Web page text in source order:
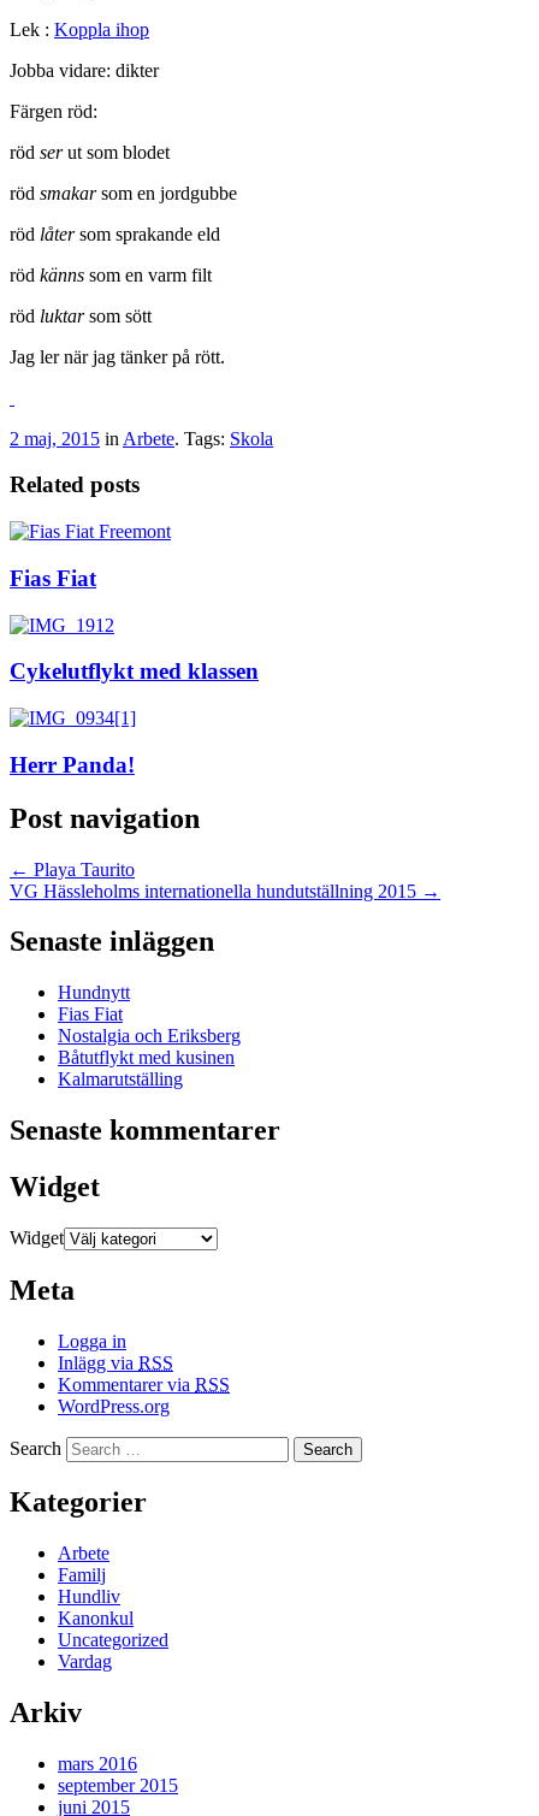
Lek : Koppla ihop
Jobba vidare: dikter
Färgen röd:
röd serut som blodet
röd smakarsom en jordgubbe
röd låtersom sprakande eld
röd känns som en varm filt
röd luktarsom sött
Jag ler när jag tänker på rött.
2 maj, 2015 in Arbete. Tags: Skola
Related posts
Fias Fiat
Cykelutflykt med klassen
Herr Panda!
Post navigation
← Playa Taurito
VG Hässleholms internationella hundutställning 2015 →
Senaste inläggen
Hundnytt
Fias Fiat
Nostalgia och Eriksberg
Båtutflykt med kusinen
Kalmarutställing
Senaste kommentarer
Widget
Widget
Meta
Logga in
Inlägg via RSS
Kommentarer via RSS
WordPress.org
Search
Kategorier
Arbete
Familj
Hundliv
Kanonkul
Uncategorized
Vardag
Arkiv
mars 2016
september 2015
juni 2015